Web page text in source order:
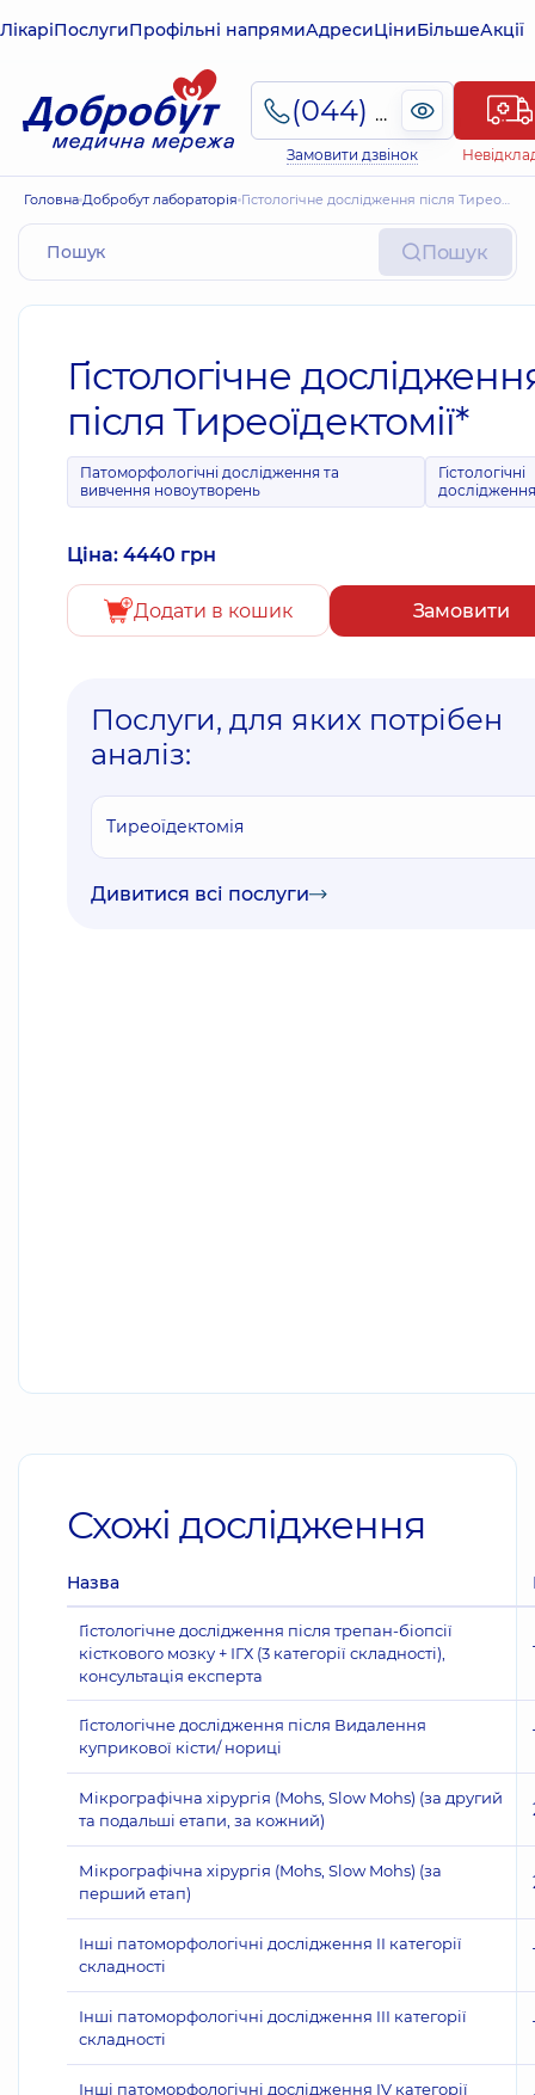
ЛікаріПослугиПрофільні напрямиАдресиЦіниБільшеАкції
(044) 495-2-888
Замовити дзвінок
Головна Добробут лабораторія Гістологічне дослідження після Тиреоїдектомії*
Пошук
Гістологічне
після Тиреоїдектомії*
Патоморфологічні дослідження та
вивчення новоутворень
Гістологічні
дослідження
Ціна: 4440 грн
Додати в кошик Замовити
Послуги, для яких потрібен
аналіз:
Тиреоїдектомія
Дивитися всі послуги
Схожі дослідження
Назва
Гістологічне дослідження після трепан-біопсії
кісткового мозку + ІГХ (3 категорії складності),
консультація експерта
Гістологічне дослідження після Видалення
куприкової кісти/ нориці
Мікрографічна хірургія (Mohs, Slow Mohs) (за другий
та подальші етапи, за кожний)
Мікрографічна хірургія (Mohs, Slow Mohs) (за
перший етап)
Інші патоморфологічні дослідження II категорії
складності
Інші патоморфологічні дослідження III категорії
складності
Інші патоморфологічні дослідження IV категорії